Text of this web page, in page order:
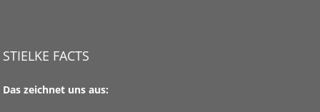
STIELKE FACTS
Das zeichnet uns aus: